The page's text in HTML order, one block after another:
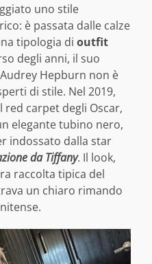
uno stile
è passata dalle calze
tipologia di outfit
degli anni, il suo
Hepburn non è
di stile. Nel 2019,
carpet degli Oscar,
elegante tubino nero,
indossato dalla star
da Tiffany. Il look,
raccolta tipica del
un chiaro rimando